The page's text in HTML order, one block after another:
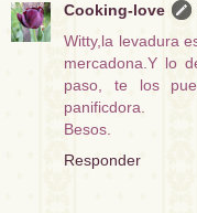
Cooking-love
Witty,la levadura
mercadona.Y lo
paso, te los
panificdora.
Besos.
Responder